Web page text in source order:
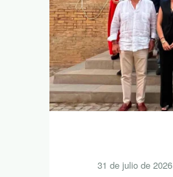
31 de julio de 2026